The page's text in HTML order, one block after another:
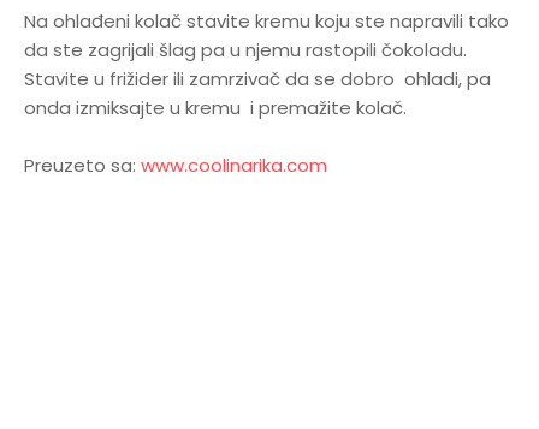
Na ohlađeni kolač stavite kremu koju ste napravili tako
da ste zagrijali šlag pa u njemu rastopili čokoladu.
Stavite u frižider ili zamrzivač da se dobro ohladi, pa
onda izmiksajte u kremu i premažite kolač.
Preuzeto sa: www.coolinarika.com